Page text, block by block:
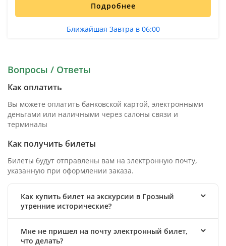
Подробнее
Ближайшая Завтра в 06:00
Вопросы / Ответы
Как оплатить
Вы можете оплатить банковской картой, электронными
деньгами или наличными через салоны связи и
терминалы
Как получить билеты
Билеты будут отправлены вам на электронную почту,
указанную при оформлении заказа.
Как купить билет на экскурсии в Грозный
утренние исторические?
Мне не пришел на почту электронный билет,
что делать?